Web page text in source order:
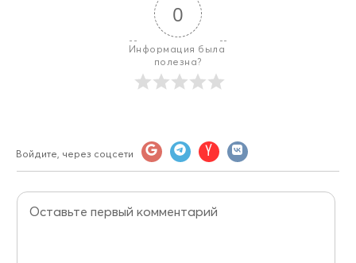
0
Информация была
полезна?
Войдите, через соцсети